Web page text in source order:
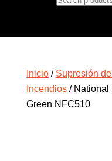
Inicio / Supresión
Incendios / National
Green NFC510